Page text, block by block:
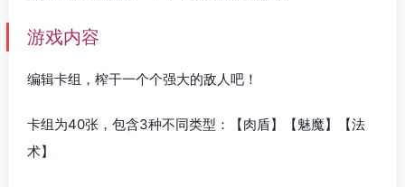
游戏内容
编辑卡组，榨干一个个强大的敌人吧！
卡组为40张，包含3种不同类型：【肉盾】【魅魔】【法
术】